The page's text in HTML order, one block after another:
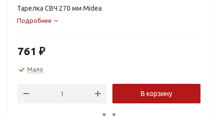
Тарелка СВЧ 270 мм Midea
Подробнее
761 ₽
Мало
В корзину